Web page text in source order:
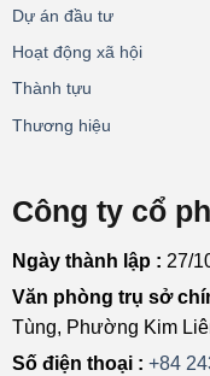
Dự án đầu tư
Hoạt động xã hội
Thành tựu
Thương hiệu
Công ty cổ
Ngày thành lập : 27/
Văn phòng trụ sở
Tùng, Phường Kim
Số điện thoại : +84